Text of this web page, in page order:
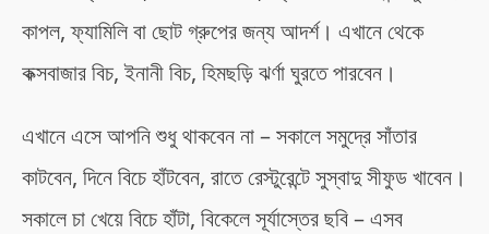
কাপল, ফ্যামিলি বা ছোট গ্রুপের জন্য আদর্শ। এখানে থেকে
কক্সবাজার বিচ, ইনানী বিচ, হিমছড়ি ঝর্ণা ঘুরতে পারবেন।
এখানে এসে আপনি শুধু থাকবেন না – সকালে সমুদ্রে সাঁতার
কাটবেন, দিনে বিচে হাঁটবেন, রাতে রেস্টুরেন্টে সুস্বাদু সীফুড খাবেন।
সকালে চা খেয়ে বিচে হাঁটা, বিকেলে সূর্যাস্তের ছবি – এসব